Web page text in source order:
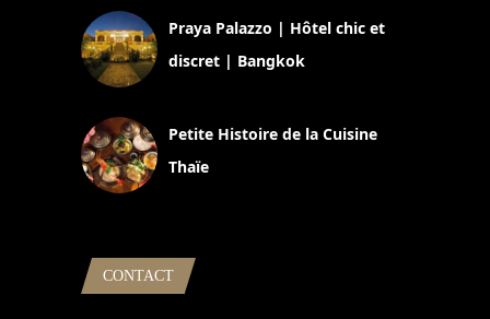
Praya Palazzo | Hôtel chic et
discret | Bangkok
Petite Histoire de la Cuisine
Thaïe
CONTACT